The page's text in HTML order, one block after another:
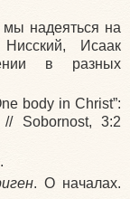
надеяться на
Исаак
в разных
body in Christ”:
Sobornost, 3:2
. О началах.